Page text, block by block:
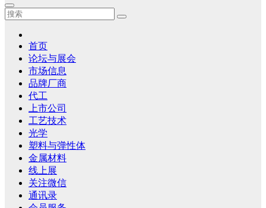
首页
论坛与展会
市场信息
品牌厂商
代工
上市公司
工艺技术
光学
塑料与弹性体
金属材料
线上展
关注微信
通讯录